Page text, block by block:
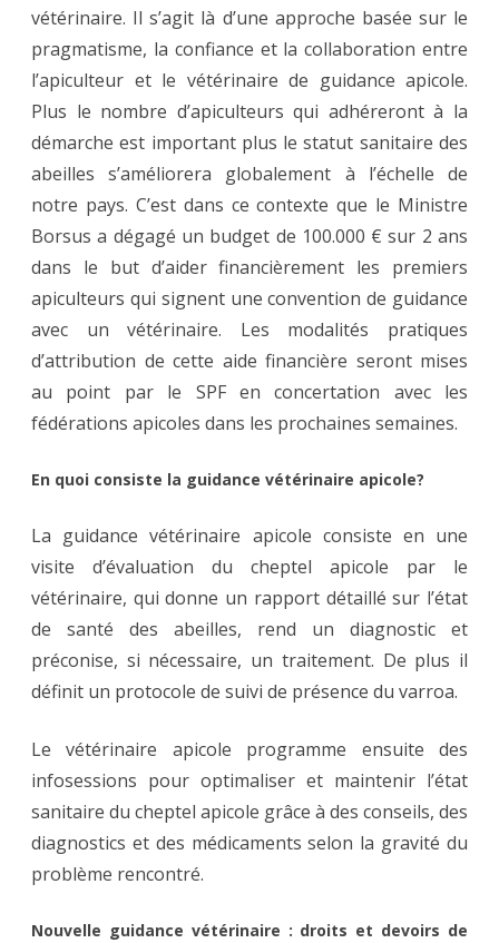
vétérinaire. Il s’agit là d’une approche basée sur le
pragmatisme, la confiance et la collaboration entre
l’apiculteur et le vétérinaire de guidance apicole.
Plus le nombre d’apiculteurs qui adhéreront à la
démarche est important plus le statut sanitaire des
abeilles s’améliorera globalement à l’échelle de
notre pays. C’est dans ce contexte que le Ministre
Borsus a dégagé un budget de 100.000 € sur 2 ans
dans le but d’aider financièrement les premiers
apiculteurs qui signent une convention de guidance
avec un vétérinaire. Les modalités pratiques
d’attribution de cette aide financière seront mises
au point par le SPF en concertation avec les
fédérations apicoles dans les prochaines semaines.
En quoi consiste la guidance vétérinaire apicole?
La guidance vétérinaire apicole consiste en une
visite d’évaluation du cheptel apicole par le
vétérinaire, qui donne un rapport détaillé sur l’état
de santé des abeilles, rend un diagnostic et
préconise, si nécessaire, un traitement. De plus il
définit un protocole de suivi de présence du varroa.
Le vétérinaire apicole programme ensuite des
infosessions pour optimaliser et maintenir l’état
sanitaire du cheptel apicole grâce à des conseils, des
diagnostics et des médicaments selon la gravité du
problème rencontré.
Nouvelle guidance vétérinaire : droits et devoirs de